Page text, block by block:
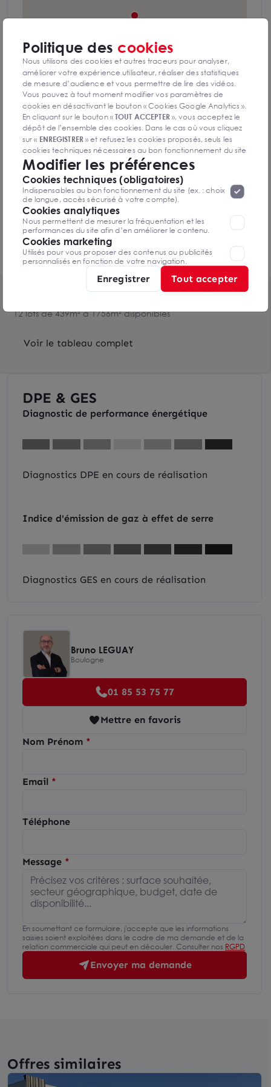
Autoroute A1
N2
Aéroport de Paris-Charles de Gaulle
RER D Louvres
Bus Ligne R5 Le Noyer à la Malice
12 lots de 439m² à 1756m² disponibles
Voir le tableau complet
DPE & GES
Diagnostic de performance énergétique
Diagnostics DPE en cours de réalisation
Indice d'émission de gaz à effet de serre
Diagnostics GES en cours de réalisation
Bruno LEGUAY
Boulogne
01 85 53 75 77
Mettre en favoris
Nom Prénom
Email
Téléphone
Message
En soumettant ce formulaire, j'accepte que les informations
saisies soient exploitées dans le cadre de ma demande et de la
relation commerciale qui peut en découler. Consulter nos RGPD
Envoyer ma demande
Offres similaires
Politique des cookies
Nous utilisons des cookies et autres traceurs pour analyser,
améliorer votre expérience utilisateur, réaliser des statistiques
de mesure d’audience et vous permettre de lire des vidéos.
Vous pouvez à tout moment modifier vos paramètres de
cookies en désactivant le bouton « Cookies Google Analytics ».
En cliquant sur le bouton «TOUT ACCEPTER», vous acceptez le
dépôt de l’ensemble des cookies. Dans le cas où vous cliquez
sur « ENREGISTRER» et refusez les cookies proposés, seuls les
cookies techniques nécessaires au bon fonctionnement du site
seront déposés. Pour plus d’informations, vous pouvez consulter
«Protection des données à caractère
personnel ».Lorsque vous naviguez sur notre site internet, il
peut être amenée à déposer des cookies. Vous avez la
possibilité de désactiver les cookies, ces réglages ne seront
valables que sur le navigateur que vous utilisez actuellement
Modifier les préférences
Cookies techniques (obligatoires)
Indispensables au bon fonctionnement du site (ex. : choix
de langue, accès sécurisé à votre compte).
Cookies analytiques
Nous permettent de mesurer la fréquentation et les
performances du site afin d’en améliorer le contenu.
Cookies marketing
Utilisés pour vous proposer des contenus ou publicités
personnalisés en fonction de votre navigation.
Enregistrer Tout accepter